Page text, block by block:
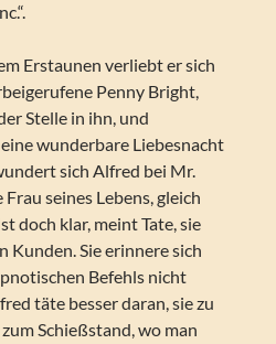
Erstaunen verliebt er sich
Penny Bright,
Stelle in ihn, und
wunderbare Liebesnacht
sich Alfred bei Mr.
seines Lebens, gleich
doch klar, meint Tate, sie
Kunden. Sie erinnere sich
Befehls nicht
täte besser daran, sie zu
Schießstand, wo man